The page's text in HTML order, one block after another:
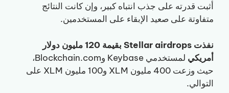
أثبت قدرته على جذب انتباه كبير، وإن كانت النتائج
متفاوتة على صعيد الإبقاء على المستخدمين.
نفذت Stellar airdrops بقيمة 120 مليون دولار
أمريكي
لمستخدمي Keybase وBlockchain.com،
حيث وزعت 400 مليون XLM و100 مليون XLM على
التوالي.